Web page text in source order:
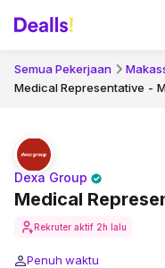
Semua Pekerjaan
Medical Representative -
Medical
Dexa Group
Rekruter aktif 2h lalu
Penuh waktu